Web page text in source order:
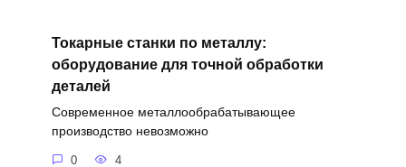
Токарные станки по металлу:
оборудование для точной обработки
деталей
Современное металлообрабатывающее
производство невозможно
0 4